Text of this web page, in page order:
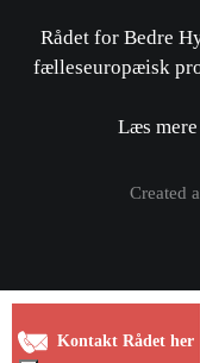
Rådet for Bedre
fælleseuropæisk
​Læs
Created
Kontakt Rådet her